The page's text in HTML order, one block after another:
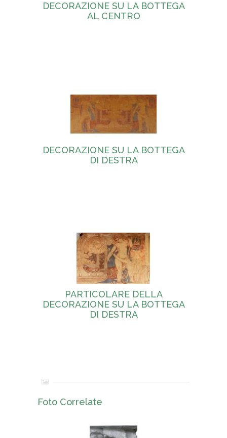
DECORAZIONE SU LA BOTTEGA
AL CENTRO
DECORAZIONE SU LA BOTTEGA
DI DESTRA
PARTICOLARE DELLA
DECORAZIONE SU LA BOTTEGA
DI DESTRA
Foto Correlate